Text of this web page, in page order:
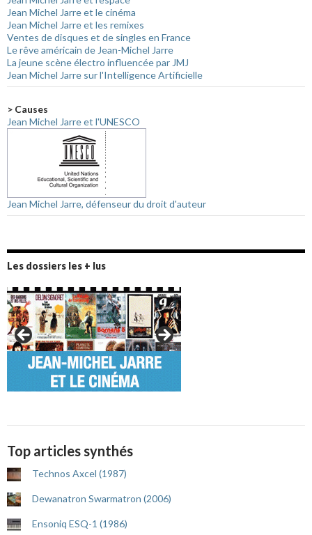
Jean Michel Jarre et le cinéma
Jean Michel Jarre et les remixes
Ventes de disques et de singles en France
Le rêve américain de Jean-Michel Jarre
La jeune scène électro influencée par JMJ
Jean Michel Jarre sur l'Intelligence Artificielle
> Causes
Jean Michel Jarre et l'UNESCO
Jean Michel Jarre, défenseur du droit d'auteur
Les dossiers les + lus
Top articles synthés
Technos Axcel (1987)
Dewanatron Swarmatron (2006)
Ensoniq ESQ-1 (1986)